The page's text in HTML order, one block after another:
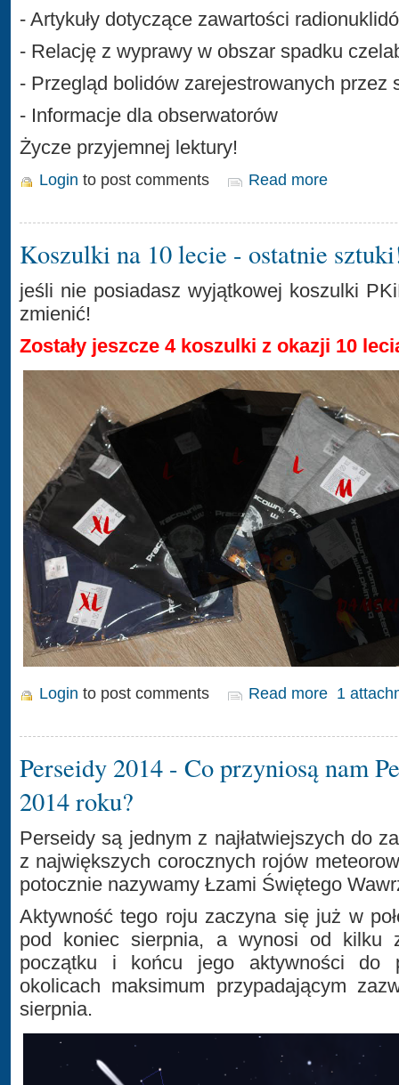
- Artykuły dotyczące zawartości
- Relację z wyprawy w obszar spadku
- Przegląd bolidów zarejestrowanych przez
- Informacje dla obserwatorów
Życze przyjemnej lektury!
Login to post comments Read more
Koszulki na 10 lecie - ostatnie
jeśli nie posiadasz wyjątkowej koszulki
zmienić!
Zostały jeszcze 4 koszulki z okazji 10
Login to post comments Read more 1
Perseidy 2014 - Co przyniosą nam
2014 roku?
Perseidy są jednym z najłatwiejszych do
z największych corocznych rojów
potocznie nazywamy Łzami Świętego
Aktywność tego roju zaczyna się już w
pod koniec sierpnia, a wynosi od kilku
początku i końcu jego aktywności do
okolicach maksimum przypadającym
sierpnia.